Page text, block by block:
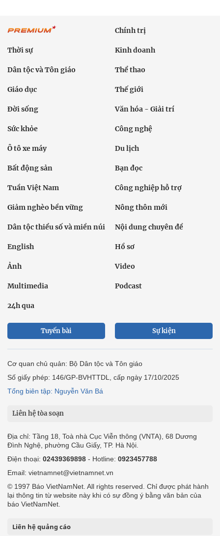
Chính trị
Thời sự Kinh doanh
Dân tộc và Tôn giáo Thể thao
Giáo dục Thế giới
Đời sống Văn hóa - Giải trí
Sức khỏe Công nghệ
Ô tô xe máy Du lịch
Bất động sản Bạn đọc
Tuần Việt Nam Công nghiệp hỗ trợ
Giảm nghèo bền vững Nông thôn mới
Dân tộc thiểu số và miền núi Nội dung chuyên đề
English Hồ sơ
Ảnh Video
Multimedia Podcast
24h qua
Tuyến bài Sự kiện
Cơ quan chủ quản: Bộ Dân tộc và Tôn giáo
Số giấy phép: 146/GP-BVHTTDL, cấp ngày 17/10/2025
Tổng biên tập: Nguyễn Văn Bá
Liên hệ tòa soạn
Địa chỉ: Tầng 18, Toà nhà Cục Viễn thông (VNTA), 68 Dương
Đình Nghệ, phường Cầu Giấy, TP. Hà Nội.
Điện thoại: 02439369898 - Hotline: 0923457788
Email: vietnamnet@vietnamnet.vn
© 1997 Báo VietNamNet. All rights reserved. Chỉ được phát hành
lại thông tin từ website này khi có sự đồng ý bằng văn bản của
báo VietNamNet.
Liên hệ quảng cáo